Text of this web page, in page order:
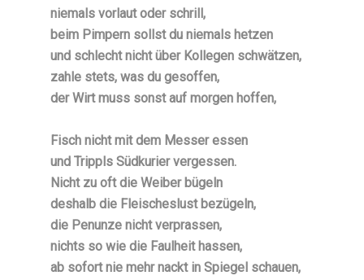
niemals vorlaut oder schrill,
beim Pimpern sollst du niemals hetzen
und schlecht nicht über Kollegen schwätzen,
zahle stets, was du gesoffen,
der Wirt muss sonst auf morgen hoffen,
Fisch nicht mit dem Messer essen
und Trippls Südkurier vergessen.
Nicht zu oft die Weiber bügeln
deshalb die Fleischeslust bezügeln,
die Penunze nicht verprassen,
nichts so wie die Faulheit hassen,
ab sofort nie mehr nackt in Spiegel schauen,